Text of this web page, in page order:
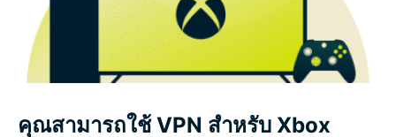
คุณสามารถใช้ VPN สำหรับ Xbox